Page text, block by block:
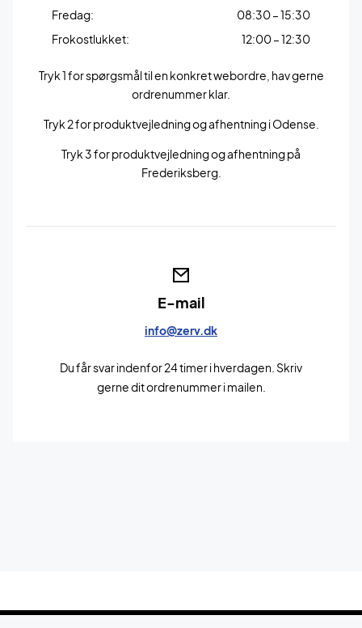
Fredag:
08:30 – 15:30
Frokostlukket:
12:00 – 12:30
Tryk 1 for spørgsmål til en konkret webordre, hav gerne
ordrenummer klar.
Tryk 2 for produktvejledning og afhentning i Odense.
Tryk 3 for produktvejledning og afhentning på
Frederiksberg.
E-mail
info@zerv.dk
Du får svar indenfor 24 timer i hverdagen. Skriv
gerne dit ordrenummer i mailen.